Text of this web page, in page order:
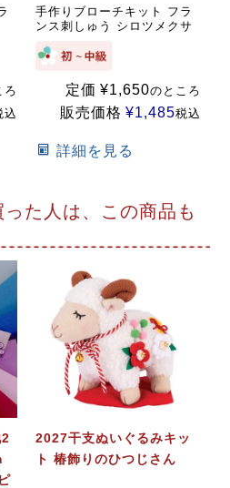
ろ
込
手作りブローチキット フラ
ンス刺しゅう シロツメクサ
定価 ¥1,650のところ
販売価格 ¥1,485税込
詳細を見る
た人は、この商品も
2027干支ぬいぐるみキッ
ト 椿飾りのひつじさん